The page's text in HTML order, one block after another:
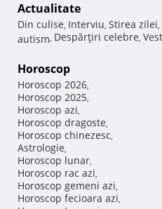
Actualitate
Din culise, Interviu, Stirea zilei,
autism, Despărţiri celebre,
Horoscop
Horoscop 2026,
Horoscop 2025,
Horoscop azi,
Horoscop dragoste,
Horoscop chinezesc,
Astrologie,
Horoscop lunar,
Horoscop rac azi,
Horoscop gemeni azi,
Horoscop fecioara azi,